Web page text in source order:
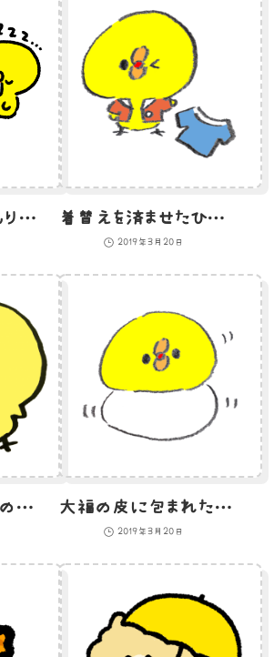
催眠術をかけるつもりが自分もかかるひよこ 着替えを済ませたひよこのイラスト
2019年3月20日
星と握手するひよこのイラスト 大福の皮に包まれたひよこのイラスト
2019年3月20日